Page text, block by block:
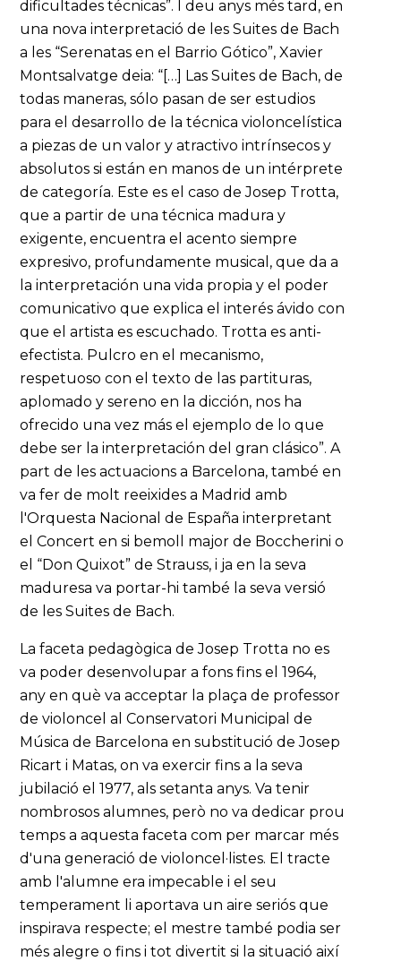
dificultades técnicas”. I deu anys més tard, en
una nova interpretació de les Suites de Bach
a les “Serenatas en el Barrio Gótico”, Xavier
Montsalvatge deia: “[…] Las Suites de Bach, de
todas maneras, sólo pasan de ser estudios
para el desarrollo de la técnica violoncelística
a piezas de un valor y atractivo intrínsecos y
absolutos si están en manos de un intérprete
de categoría. Este es el caso de Josep Trotta,
que a partir de una técnica madura y
exigente, encuentra el acento siempre
expresivo, profundamente musical, que da a
la interpretación una vida propia y el poder
comunicativo que explica el interés ávido con
que el artista es escuchado. Trotta es anti-
efectista. Pulcro en el mecanismo,
respetuoso con el texto de las partituras,
aplomado y sereno en la dicción, nos ha
ofrecido una vez más el ejemplo de lo que
debe ser la interpretación del gran clásico”. A
part de les actuacions a Barcelona, també en
va fer de molt reeixides a Madrid amb
l'Orquesta Nacional de España interpretant
el Concert en si bemoll major de Boccherini o
el “Don Quixot” de Strauss, i ja en la seva
maduresa va portar-hi també la seva versió
de les Suites de Bach.
La faceta pedagògica de Josep Trotta no es
va poder desenvolupar a fons fins el 1964,
any en què va acceptar la plaça de professor
de violoncel al Conservatori Municipal de
Música de Barcelona en substitució de Josep
Ricart i Matas, on va exercir fins a la seva
jubilació el 1977, als setanta anys. Va tenir
nombrosos alumnes, però no va dedicar prou
temps a aquesta faceta com per marcar més
d'una generació de violoncel·listes. El tracte
amb l'alumne era impecable i el seu
temperament li aportava un aire seriós que
inspirava respecte; el mestre també podia ser
més alegre o fins i tot divertit si la situació així